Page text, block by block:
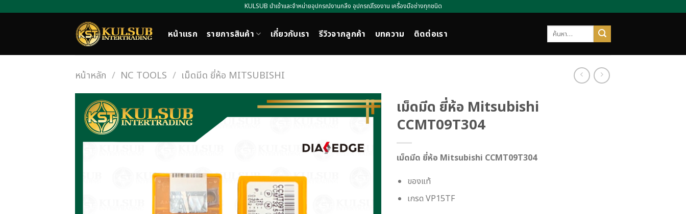
KULSUB นำเข้าและจำหน่ายอุปกรณ์งานกลึง อุปกรณ์โรงงาน เครื่องมือช่างทุกชนิด
หน้าแรก รายการสินค้า เกี่ยวกับเรา รีวิวจากลูกค้า บทความ ติดต่อเรา ค้นหา:
หน้าหลัก / NC TOOLS / เม็ดมีด ยี่ห้อ MITSUBISHI
เม็ดมีด ยี่ห้อ Mitsubishi
CCMT09T304
เม็ดมีด ยี่ห้อ Mitsubishi CCMT09T304
ของแท้
เกรด VP15TF